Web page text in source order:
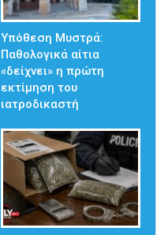
Υπόθεση Μυστρά:
Παθολογικά αίτια
«δείχνει» η πρώτη
εκτίμηση του
ιατροδικαστή